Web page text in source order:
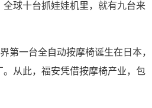
球十台抓娃娃机里，就有九台来
第一台全自动按摩椅诞生在日本，
从此，福安凭借按摩椅产业，包